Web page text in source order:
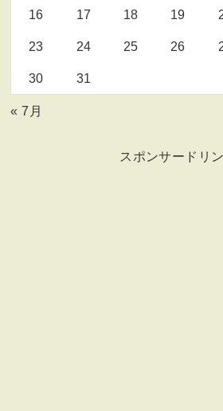
16 17 18 19
23 24 25 26
30 31
« 7月
スポンサードリ